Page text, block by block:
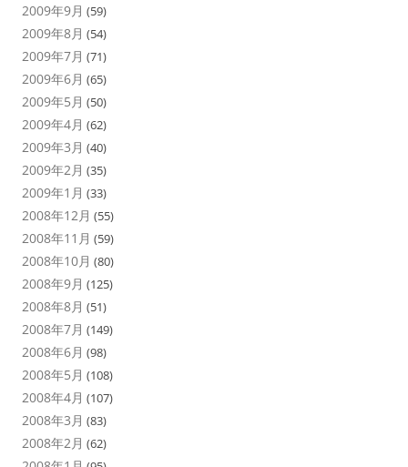
2009年9月 (59)
2009年8月 (54)
2009年7月 (71)
2009年6月 (65)
2009年5月 (50)
2009年4月 (62)
2009年3月 (40)
2009年2月 (35)
2009年1月 (33)
2008年12月 (55)
2008年11月 (59)
2008年10月 (80)
2008年9月 (125)
2008年8月 (51)
2008年7月 (149)
2008年6月 (98)
2008年5月 (108)
2008年4月 (107)
2008年3月 (83)
2008年2月 (62)